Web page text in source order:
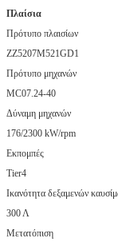
Πλαίσια
Πρότυπο πλαισίων
ZZ5207M521GD1
Πρότυπο μηχανών
MC07.24-40
Δύναμη μηχανών
176/2300 kW/rpm
Εκπομπές
Tier4
Ικανότητα δεξαμενών
300 Λ
Μετατόπιση